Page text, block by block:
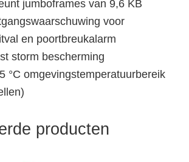
jumboframes van 9,6 KB
voor
en poortbreukalarm
storm bescherming
°C omgevingstemperatuurbereik
producten